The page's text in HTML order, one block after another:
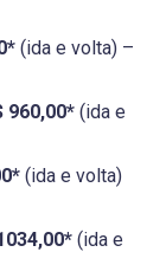
(ida e volta) –
960,00* (ida e
(ida e volta)
(ida e